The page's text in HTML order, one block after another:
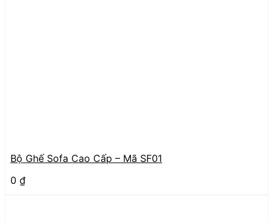
Bộ Ghế Sofa Cao Cấp – Mã SF01
0 ₫